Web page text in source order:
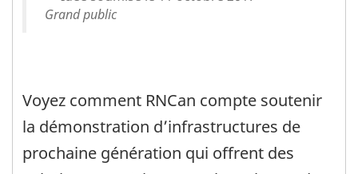
Grand public
Voyez comment RNCan compte soutenir
la démonstration d’infrastructures de
prochaine génération qui offrent des